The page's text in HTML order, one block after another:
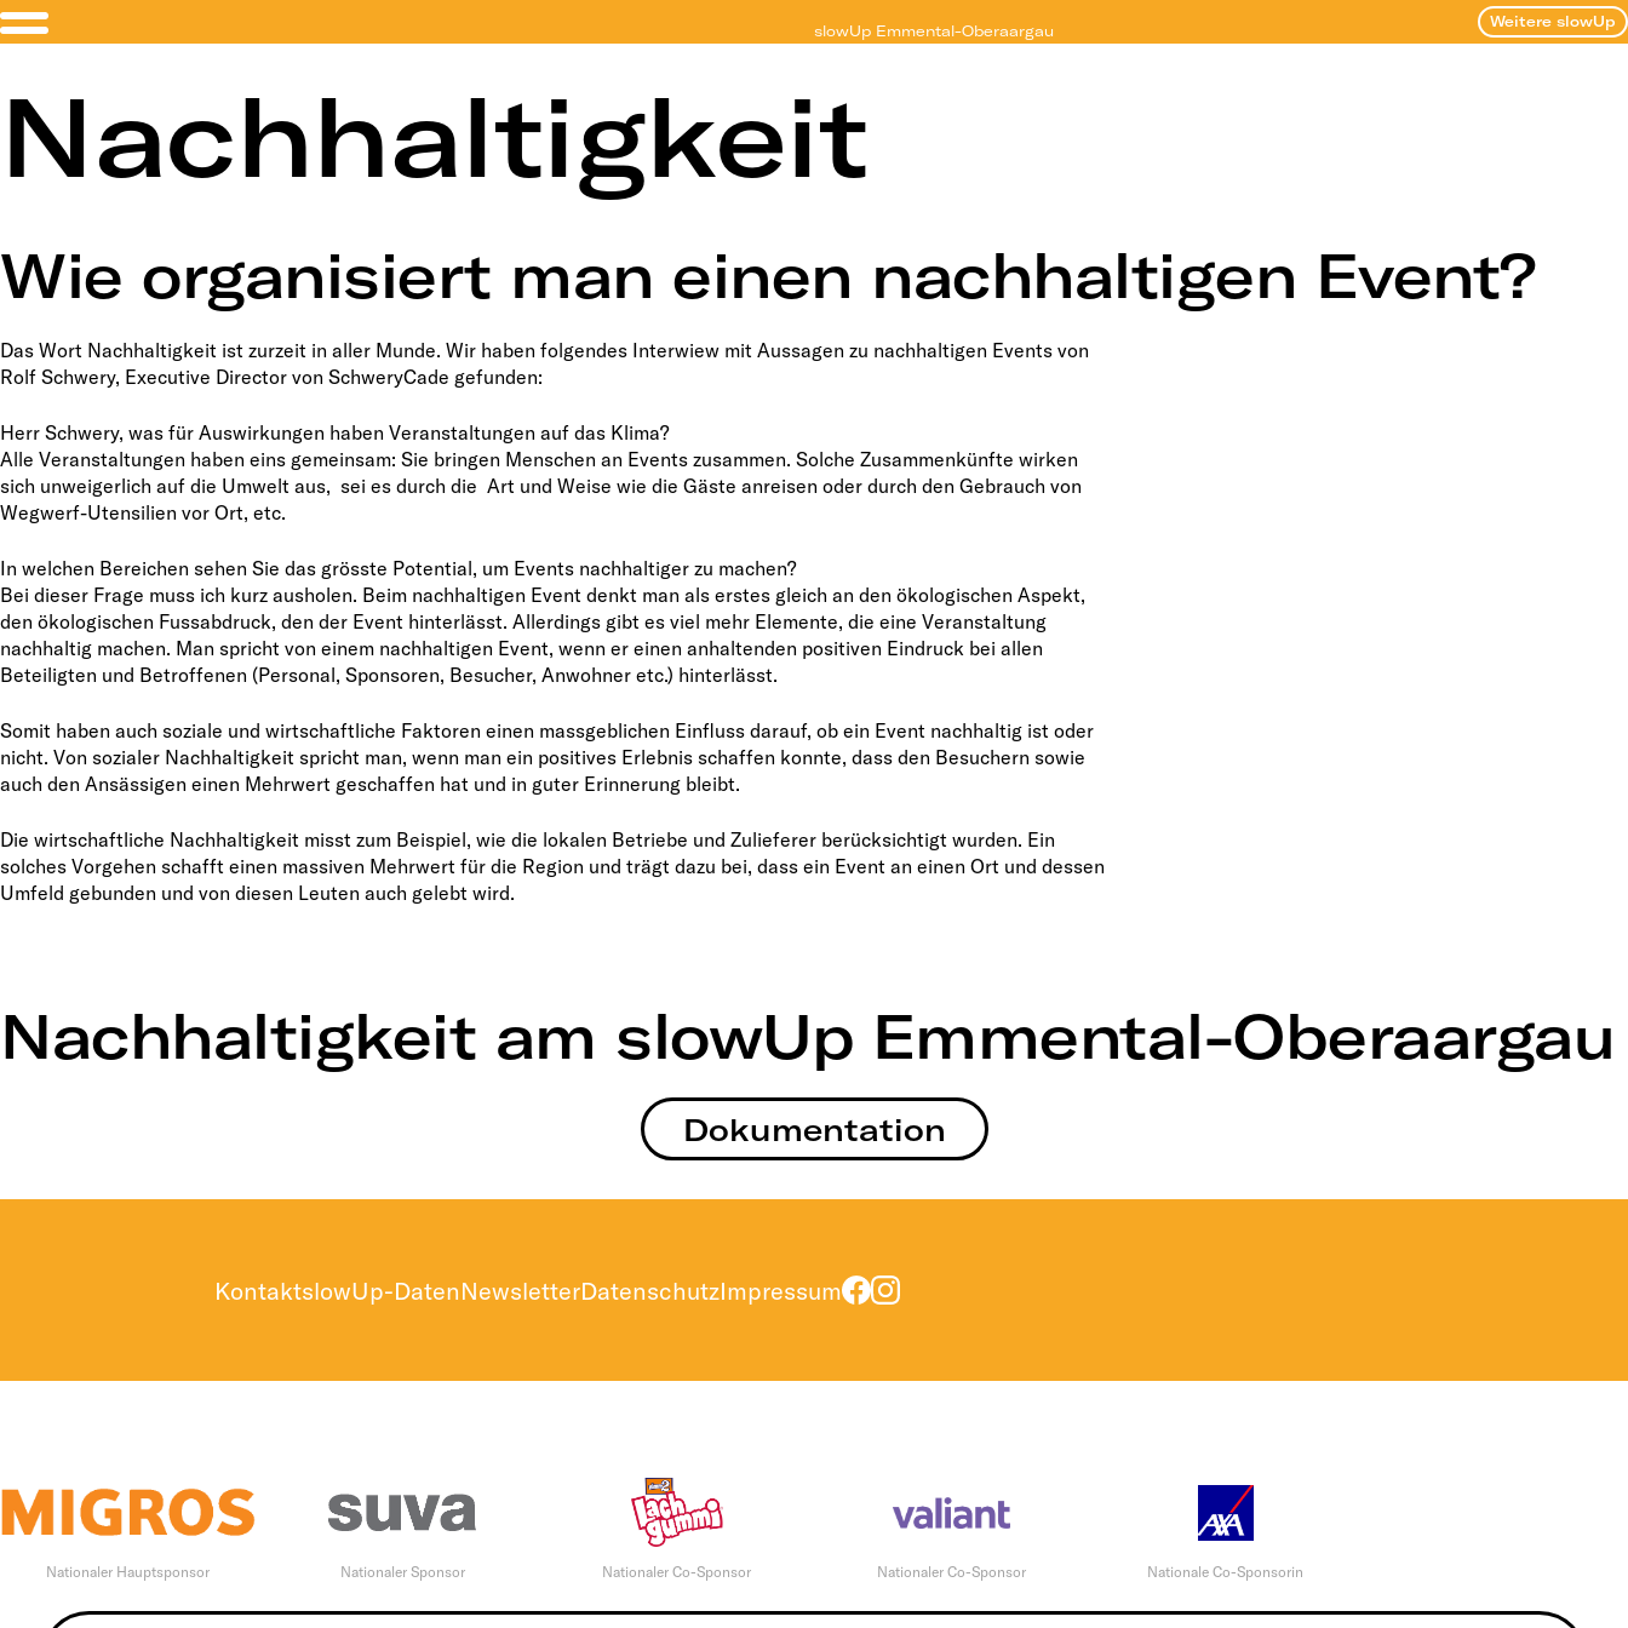
slowUp Emmental-Oberaargau
Weitere slowUp
Nachhaltigkeit
Wie organisiert man einen nachhaltigen Event?
Das Wort Nachhaltigkeit ist zurzeit in aller Munde. Wir haben folgendes Interwiew mit Aussagen zu nachhaltigen Events von
Rolf Schwery, Executive Director von SchweryCade gefunden:
Herr Schwery, was für Auswirkungen haben Veranstaltungen auf das Klima?
Alle Veranstaltungen haben eins gemeinsam: Sie bringen Menschen an Events zusammen. Solche Zusammenkünfte wirken
sich unweigerlich auf die Umwelt aus, sei es durch die Art und Weise wie die Gäste anreisen oder durch den Gebrauch von
Wegwerf-Utensilien vor Ort, etc.
In welchen Bereichen sehen Sie das grösste Potential, um Events nachhaltiger zu machen?
Bei dieser Frage muss ich kurz ausholen. Beim nachhaltigen Event denkt man als erstes gleich an den ökologischen Aspekt,
den ökologischen Fussabdruck, den der Event hinterlässt. Allerdings gibt es viel mehr Elemente, die eine Veranstaltung
nachhaltig machen. Man spricht von einem nachhaltigen Event, wenn er einen anhaltenden positiven Eindruck bei allen
Beteiligten und Betroffenen (Personal, Sponsoren, Besucher, Anwohner etc.) hinterlässt.
Somit haben auch soziale und wirtschaftliche Faktoren einen massgeblichen Einfluss darauf, ob ein Event nachhaltig ist oder
nicht. Von sozialer Nachhaltigkeit spricht man, wenn man ein positives Erlebnis schaffen konnte, dass den Besuchern sowie
auch den Ansässigen einen Mehrwert geschaffen hat und in guter Erinnerung bleibt.
Die wirtschaftliche Nachhaltigkeit misst zum Beispiel, wie die lokalen Betriebe und Zulieferer berücksichtigt wurden. Ein
solches Vorgehen schafft einen massiven Mehrwert für die Region und trägt dazu bei, dass ein Event an einen Ort und dessen
Umfeld gebunden und von diesen Leuten auch gelebt wird.
Nachhaltigkeit am slowUp Emmental-Oberaargau
Dokumentation
KontaktslowUp-DatenNewsletterDatenschutzImpressum
Nationaler Hauptsponsor Nationaler Sponsor Nationaler Co-Sponsor Nationaler Co-Sponsor Nationale Co-Sponsorin